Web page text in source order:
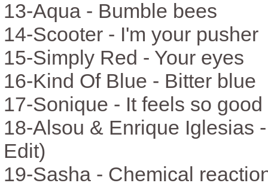
13-Aqua - Bumble bees
14-Scooter - I'm your pusher
15-Simply Red - Your eyes
16-Kind Of Blue - Bitter blue
17-Sonique - It feels so good
18-Alsou & Enrique Iglesias
Edit)
19-Sasha - Chemical